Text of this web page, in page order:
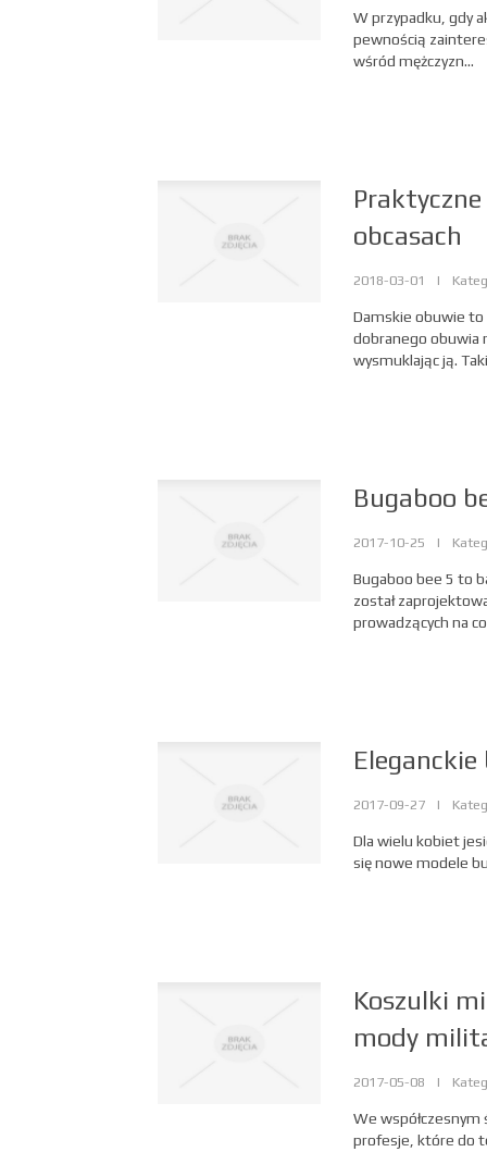
W przypadku, gdy
pewnością
wśród mężczyzn...
obcasach
2018-03-01 |
Damskie obuwie
dobranego obuwia
wysmuklając ją.
Bugaboo
2017-10-25 |
Bugaboo bee 5 to
został
prowadzących na
2017-09-27 |
Dla wielu kobiet
się nowe modele
Koszulki
mody
2017-05-08 |
We współczesnym
profesje, które do